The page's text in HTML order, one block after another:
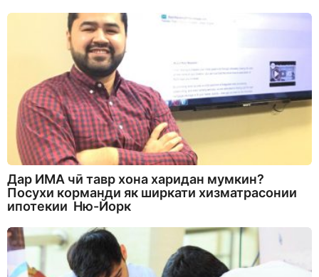
Дар ИМА чӣ тавр хона харидан мумкин?
Посухи корманди як ширкати хизматрасонии
ипотекии Ню-Йорк